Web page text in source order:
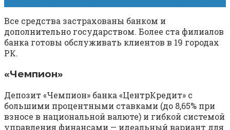
Все средства застрахованы банком и
дополнительно государством. Более ста филиалов
банка готовы обслуживать клиентов в 19 городах
РК.
«Чемпион»
Депозит «Чемпион» банка «ЦентрКредит» с
большими процентными ставками (до 8,65% при
взносе в национальной валюте) и гибкой системой
управления финансами — идеальный вариант для